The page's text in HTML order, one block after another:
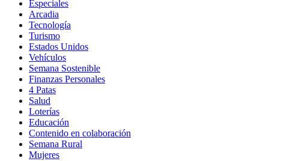
Especiales
Arcadia
Tecnología
Turismo
Estados Unidos
Vehículos
Semana Sostenible
Finanzas Personales
4 Patas
Salud
Loterías
Educación
Contenido en colaboración
Semana Rural
Mujeres